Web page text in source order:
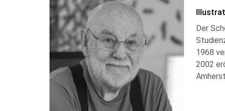
Der
1968
2002